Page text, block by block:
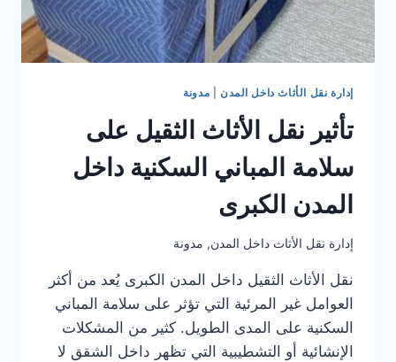
إدارة نقل الأثاث داخل المدن مدونة
تأثير نقل الأثاث الثقيل على
سلامة المباني السكنية داخل
المدن الكبرى
إدارة نقل الأثاث داخل المدن, مدونة
نقل الأثاث الثقيل داخل المدن الكبرى يُعد من أكثر
العوامل غير المرئية التي تؤثر على سلامة المباني
السكنية على المدى الطويل. كثير من المشكلات
الإنشائية أو التشطيبية التي تظهر داخل الشقق لا